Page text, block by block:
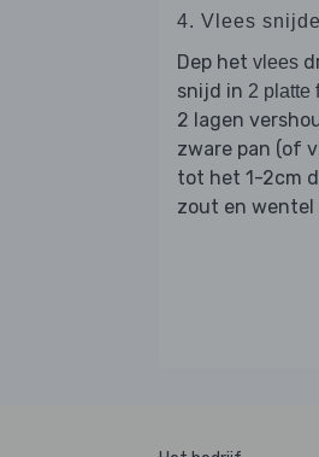
4. Vlees
Dep het vlees
snijd in 2 platte
2 lagen
zware pan (of
tot het 1-2cm
zout en wentel